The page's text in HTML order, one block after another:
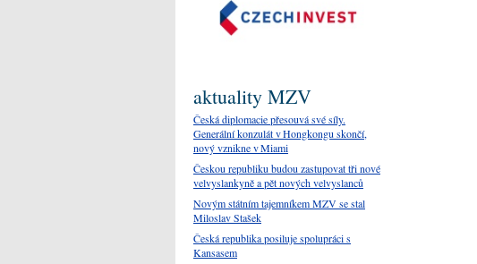
aktuality MZV
Česká diplomacie přesouvá své síly.
Generální konzulát v Hongkongu skončí,
nový vznikne v Miami
Českou republiku budou zastupovat tři nové
velvyslankyně a pět nových velvyslanců
Novým státním tajemníkem MZV se stal
Miloslav Stašek
Česká republika posiluje spolupráci s
Kansasem